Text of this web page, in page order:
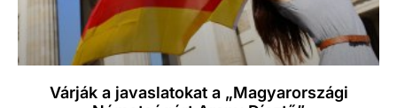
Várják a javaslatokat a „Magyarországi